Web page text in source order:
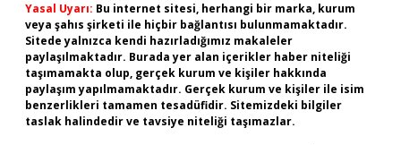
Yasal Uyarı: Bu internet sitesi, herhangi bir marka, kurum
veya şahıs şirketi ile hiçbir bağlantısı bulunmamaktadır.
Sitede yalnızca kendi hazırladığımız makaleler
paylaşılmaktadır. Burada yer alan içerikler haber niteliği
taşımamakta olup, gerçek kurum ve kişiler hakkında
paylaşım yapılmamaktadır. Gerçek kurum ve kişiler ile isim
benzerlikleri tamamen tesadüfidir. Sitemizdeki bilgiler
taslak halindedir ve tavsiye niteliği taşımazlar.